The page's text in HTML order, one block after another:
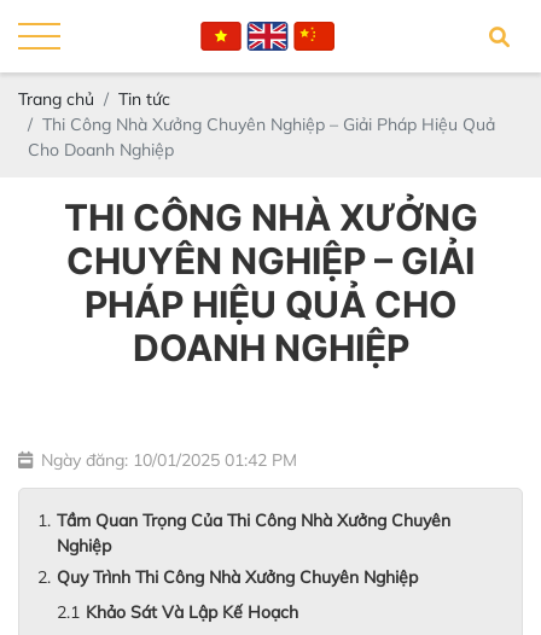
Trang chủ
Tin tức
Thi Công Nhà Xưởng Chuyên Nghiệp – Giải Pháp Hiệu Quả
Cho Doanh Nghiệp
THI CÔNG NHÀ XƯỞNG
CHUYÊN NGHIỆP – GIẢI
PHÁP HIỆU QUẢ CHO
DOANH NGHIỆP
Ngày đăng: 10/01/2025 01:42 PM
Tầm Quan Trọng Của Thi Công Nhà Xưởng Chuyên
Nghiệp
Quy Trình Thi Công Nhà Xưởng Chuyên Nghiệp
Khảo Sát Và Lập Kế Hoạch